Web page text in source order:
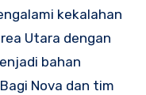
kekalahan
Utara dengan
bahan
Nova dan tim